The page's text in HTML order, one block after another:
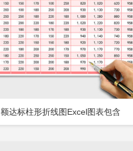
额达标柱形折线图Excel图表包含
添加收藏 立即下载